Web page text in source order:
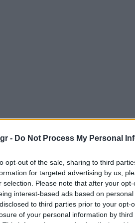
- Do Not Process My Personal
opt-out of the sale, sharing to third
for targeted advertising by us,
selection. Please note that after your
interest-based ads based on
to third parties prior to your opt-
of your personal information by third
ο Κυβερνήτης της Ν.
III , ο Πρόεδρος της Επιτροπής
και ο Δήμαρχος του Woodruff, SC,
προμήθεια κυψελών μπαταριών
θα κατασκευάσει ένα νέο